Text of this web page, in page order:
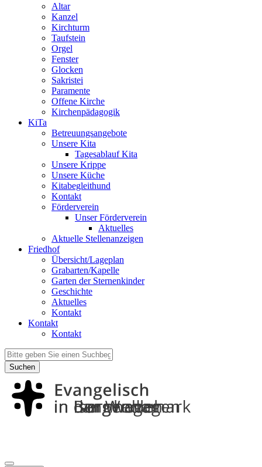
Altar
Kanzel
Kirchturm
Taufstein
Orgel
Fenster
Glocken
Sakristei
Paramente
Offene Kirche
Kirchenpädagogik
KiTa
Betreuungsangebote
Unsere Kita
Tagesablauf Kita
Unsere Krippe
Unsere Küche
Kitabegleithund
Kontakt
Förderverein
Unser Förderverein
Aktuelles
Aktuelle Stellenanzeigen
Friedhof
Übersicht/Lageplan
Grabarten/Kapelle
Garten der Sternenkinder
Geschichte
Aktuelles
Kontakt
Kontakt
Kontakt
Suchen